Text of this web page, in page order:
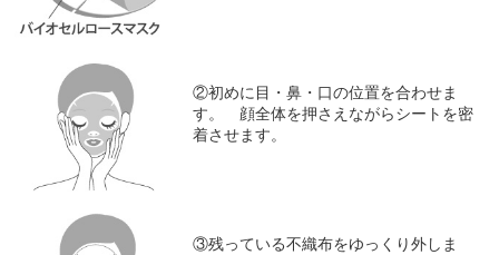
②初めに目・鼻・口の位置を合わせま
す。 顔全体を押さえながらシートを密
着させます。
③残っている不織布をゆっくり外しま